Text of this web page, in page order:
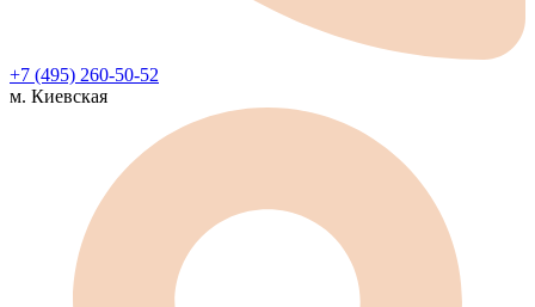
+7 (495) 260-50-52
м. Киевская